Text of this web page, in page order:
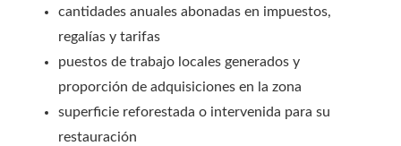
cantidades anuales abonadas en impuestos,
regalías y tarifas
puestos de trabajo locales generados y
proporción de adquisiciones en la zona
superficie reforestada o intervenida para su
restauración